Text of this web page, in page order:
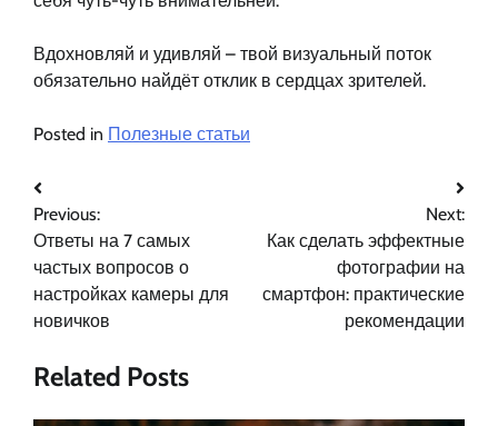
Вдохновляй и удивляй – твой визуальный поток
обязательно найдёт отклик в сердцах зрителей.
Posted in Полезные статьи
Навигация
по
записям
Previous:
Ответы на 7 самых
частых вопросов о
настройках камеры для
новичков
Next:
Как сделать эффектные
фотографии на
смартфон: практические
рекомендации
Related Posts